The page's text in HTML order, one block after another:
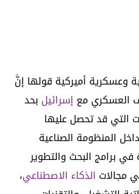
وعسكرية أميركية قولها إنَّ
العسكري مع إسرائيل بحد
التي قد تحصل عليها
داخل المنظومة الصناعية
في برامج البحث والتطوير
مجالات الذكاء الاصطناعي،